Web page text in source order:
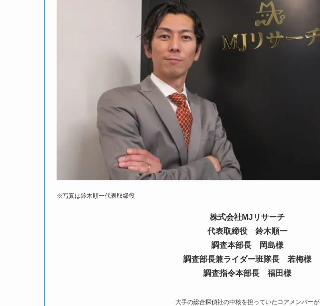
※写真は鈴木順一代表取締役
株式会社MJリサーチ
代表取締役 鈴木順一
調査本部長 岡島様
調査部長兼ライダー班隊長 若梅様
調査指令本部長 福田様
大手の総合探偵社の中核を担っていたコアメンバーが